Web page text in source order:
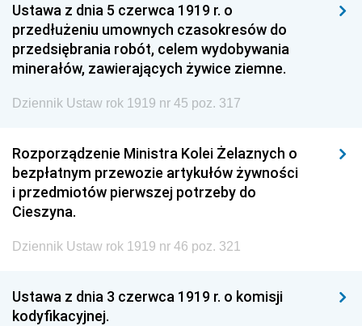
Ustawa z dnia 5 czerwca 1919 r. o
przedłużeniu umownych czasokresów do
przedsiębrania robót, celem wydobywania
minerałów, zawierających żywice ziemne.
Dziennik Ustaw rok 1919 nr 45 poz. 317
Rozporządzenie Ministra Kolei Żelaznych o
bezpłatnym przewozie artykułów żywności
i przedmiotów pierwszej potrzeby do
Cieszyna.
Dziennik Ustaw rok 1919 nr 46 poz. 321
Ustawa z dnia 3 czerwca 1919 r. o komisji
kodyfikacyjnej.